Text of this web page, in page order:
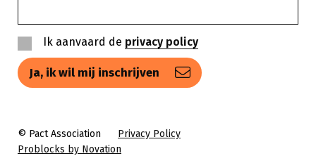
Privacy
policy
Ik aanvaard de privacy policy
© Pact Association
Privacy Policy
Problocks by Novation